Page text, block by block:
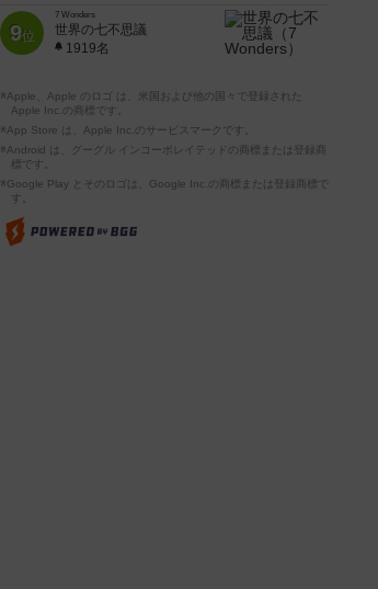
9位
7 Wonders
世界の七不思議
1919名
※Apple、Apple のロゴ は、米国および他の国々で登録された
Apple Inc.の商標です。
※App Store は、Apple Inc.のサービスマークです。
※Android は、グーグル インコーポレイテッドの商標または登録商
標です。
※Google Play とそのロゴは、Google Inc.の商標または登録商標で
す。